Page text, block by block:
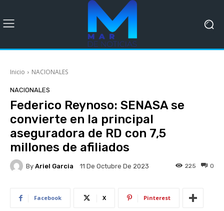
Inicio NACIONALES
NACIONALES
Federico Reynoso: SENASA se
convierte en la principal
aseguradora de RD con 7,5
millones de afiliados
By Ariel Garcia 11 De Octubre De 2023 0
225
Facebook X Pinterest